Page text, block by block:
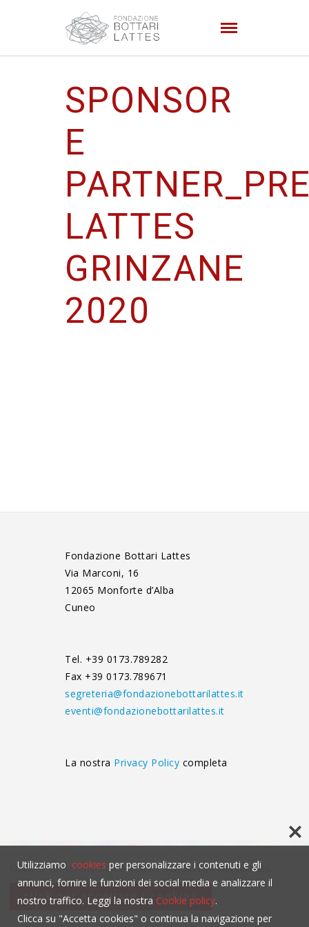
SPONSOR
E
LATTES
GRINZANE
2020
Fondazione Bottari Lattes
Via Marconi, 16
12065 Monforte d’Alba
Cuneo
Tel. +39 0173.789282
Fax +39 0173.789671
segreteria@fondazionebottarilattes.it
eventi@fondazionebottarilattes.it
La nostra Privacy Policy completa
Questo contenuto non è visibile senza l'uso dei cookies.
click per accettare i cookies
Utilizziamo cookies per personalizzare i contenuti e gli
annunci, fornire le funzioni dei social media e analizzare il
nostro traffico. Leggi la nostra Cookie policy.
Clicca su "Accetta cookies" o continua la navigazione per